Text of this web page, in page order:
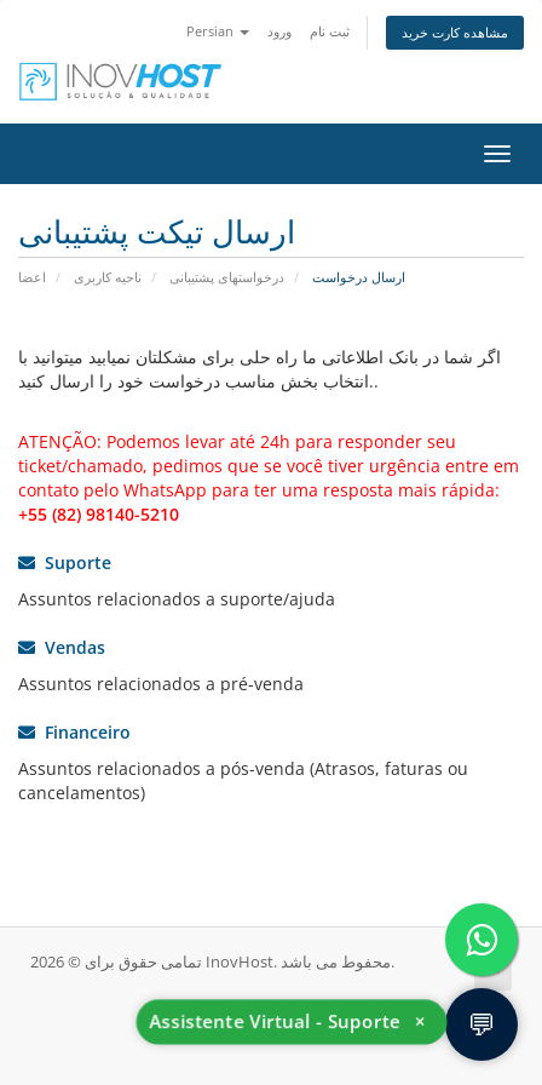
💬
Assistente Virtual - Suporte ×
Persian ورود ثبت نام مشاهده کارت خرید
تغییر
ارسال تیکت پشتیبانی
اعضا ناحیه کاربری درخواستهای پشتیبانی ارسال درخواست
اگر شما در بانک اطلاعاتی ما راه حلی برای مشکلتان نمیابید میتوانید با
انتخاب بخش مناسب درخواست خود را ارسال کنید..
ATENÇÃO: Podemos levar até 24h para responder seu
ticket/chamado, pedimos que se você tiver urgência entre em
contato pelo WhatsApp para ter uma resposta mais rápida:
+55 (82) 98140-5210
Suporte
Assuntos relacionados a suporte/ajuda
Vendas
Assuntos relacionados a pré-venda
Financeiro
Assuntos relacionados a pós-venda (Atrasos, faturas ou
cancelamentos)
تمامی حقوق برای © 2026 InovHost. محفوط می باشد.